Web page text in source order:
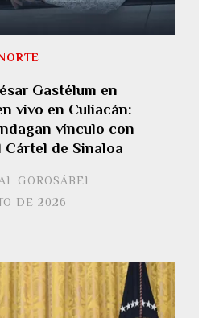
Gastélum en
vivo en Culiacán:
vínculo con
de Sinaloa
GOROSÁBEL
DE 2026